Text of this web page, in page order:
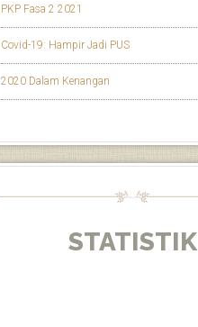
PKP Fasa 2 2021
Covid-19: Hampir Jadi PUS
2020 Dalam Kenangan
STATISTIK